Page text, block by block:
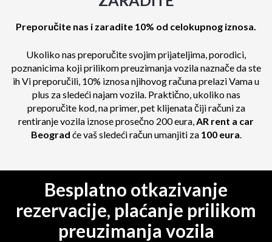
Preporučite nas i zaradite 10% od celokupnog iznosa.
Ukoliko nas preporučite svojim prijateljima, porodici,
poznanicima koji prilikom preuzimanja vozila naznače da ste
ih Vi preporučili, 10% iznosa njihovog računa prelazi Vama u
plus za sledeći najam vozila. Praktično, ukoliko nas
preporučite kod, na primer, pet klijenata čiji računi za
rentiranje vozila iznose prosečno 200 eura, AR rent a car
Beograd će vaš sledeći račun umanjiti za 100 eura
Besplatno otkazivanje
rezervacije, plaćanje prilikom
preuzimanja vozila